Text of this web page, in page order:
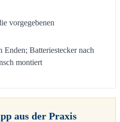
vorgegebenen
Enden; Batteriestecker nach
montiert
aus der Praxis